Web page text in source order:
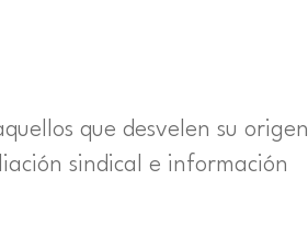
que desvelen su origen
sindical e información